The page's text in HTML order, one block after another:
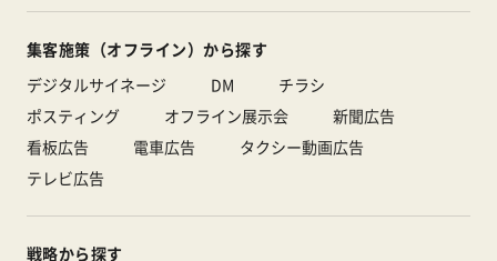
集客施策（オフライン）から探す
デジタルサイネージ
DM
チラシ
ポスティング
オフライン展示会
新聞広告
看板広告
電車広告
タクシー動画広告
テレビ広告
戦略から探す